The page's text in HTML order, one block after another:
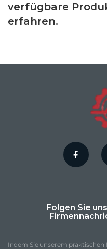
verfügbare
erfahren.
Folgen Sie
Indem Sie unserem